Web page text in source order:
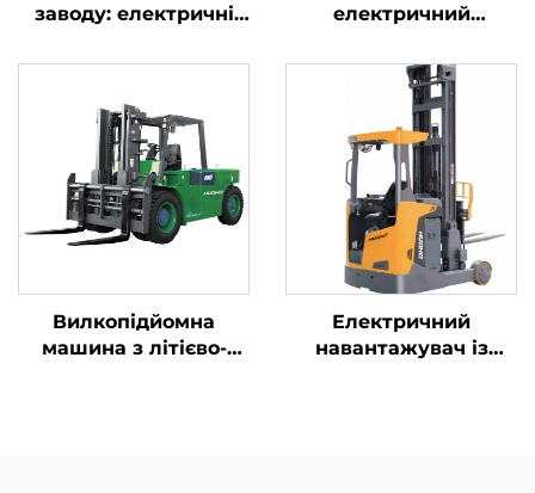
заводу: електричні
вагою 1,5 т з
ISO, літієві
акумулятори,
універсальні
вилкопідйомники
електричний
бренду Huahe із
літієвою батареєю,
вантажопідйомністю
2,5 тонни,
навантажувач із
літієвою батареєю
для продажу
Вилкопідйомна
машина з літієво-
Електричний
навантажувач із